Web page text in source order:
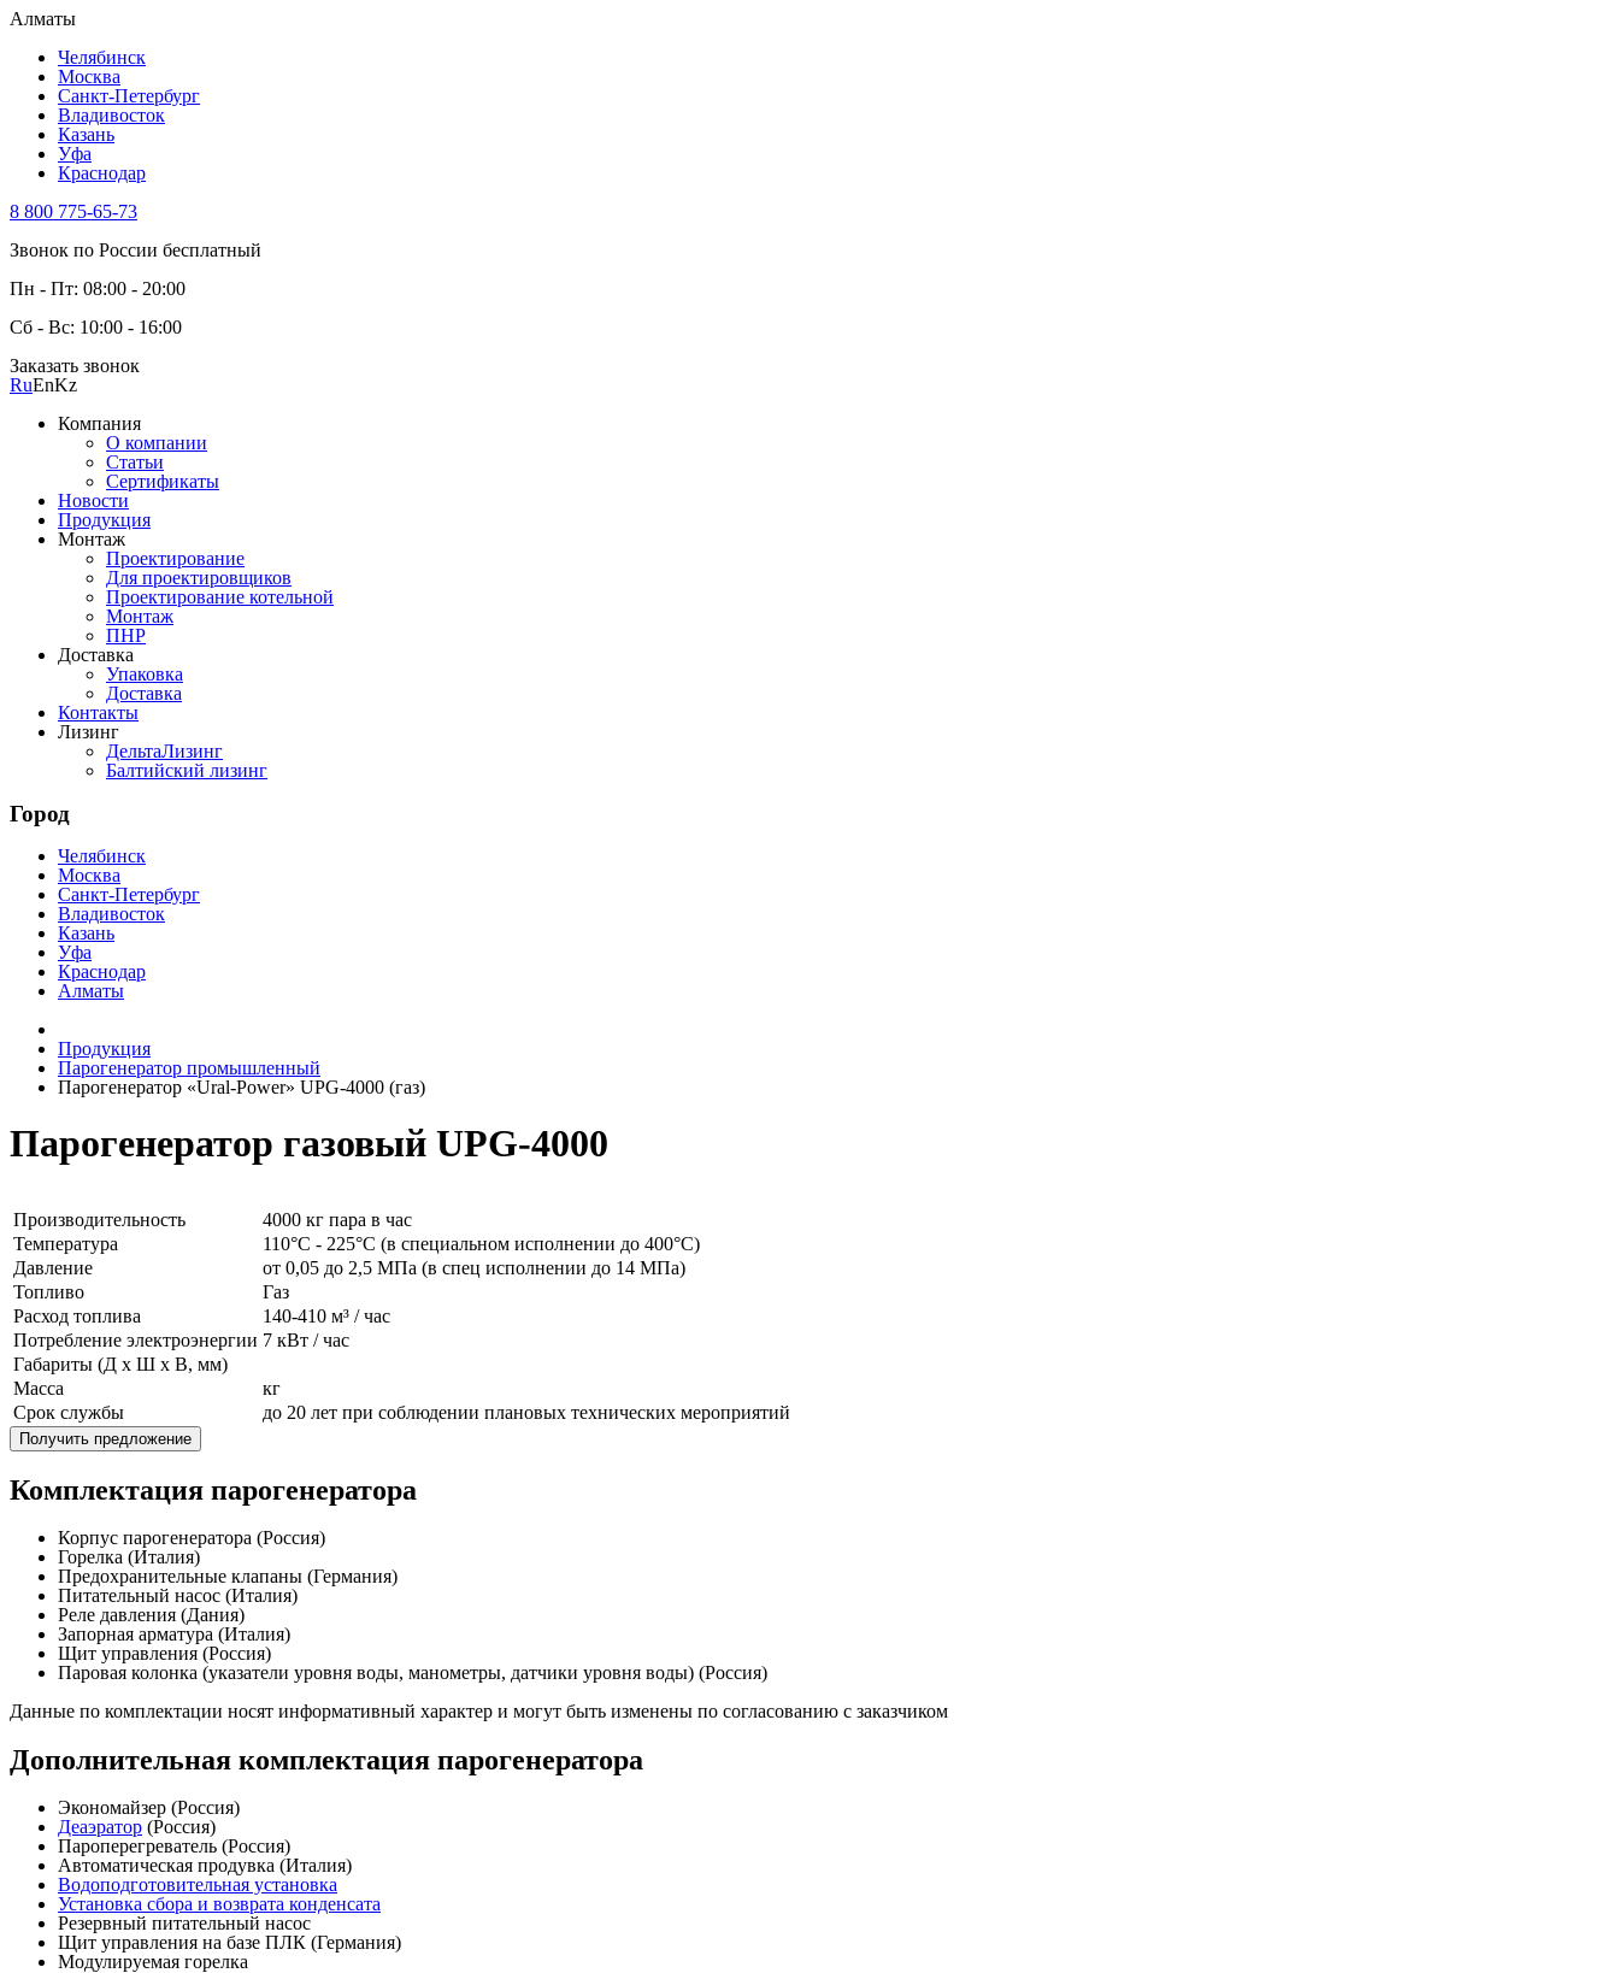
Алматы
Челябинск
Москва
Санкт-Петербург
Владивосток
Казань
Уфа
Краснодар
8 800 775-65-73
Звонок по России бесплатный
Пн - Пт: 08:00 - 20:00
Сб - Вс: 10:00 - 16:00
Заказать звонок
RuEnKz
Компания
О компании
Статьи
Сертификаты
Новости
Продукция
Монтаж
Проектирование
Для проектировщиков
Проектирование котельной
Монтаж
ПНР
Доставка
Упаковка
Доставка
Контакты
Лизинг
ДельтаЛизинг
Балтийский лизинг
Город
Челябинск
Москва
Санкт-Петербург
Владивосток
Казань
Уфа
Краснодар
Алматы
Продукция
Парогенератор промышленный
Парогенератор «Ural-Power» UPG-4000 (газ)
Парогенератор газовый UPG-4000
Производительность
4000 кг пара в час
Температура
110°C - 225°C (в специальном исполнении до 400°C)
Давление
от 0,05 до 2,5 МПа (в спец исполнении до 14 МПа)
Топливо
Газ
Расход топлива
140-410 м³ / час
Потребление электроэнергии 7 кВт / час
Габариты (Д x Ш x В, мм)
Масса
кг
Срок службы
до 20 лет при соблюдении плановых технических мероприятий
Получить предложение
Комплектация парогенератора
Корпус парогенератора (Россия)
Горелка (Италия)
Предохранительные клапаны (Германия)
Питательный насос (Италия)
Реле давления (Дания)
Запорная арматура (Италия)
Щит управления (Россия)
Паровая колонка (указатели уровня воды, манометры, датчики уровня воды) (Россия)
Данные по комплектации носят информативный характер и могут быть изменены по согласованию с заказчиком
Дополнительная комплектация парогенератора
Экономайзер (Россия)
Деаэратор (Россия)
Пароперегреватель (Россия)
Автоматическая продувка (Италия)
Водоподготовительная установка
Установка сбора и возврата конденсата
Резервный питательный насос
Щит управления на базе ПЛК (Германия)
Модулируемая горелка